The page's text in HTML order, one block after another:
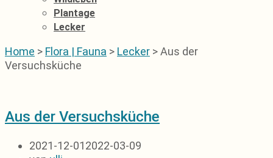
Plantage
Lecker
Home > Flora | Fauna > Lecker >Aus der
Versuchsküche
Aus der Versuchsküche
2021-12-012022-03-09